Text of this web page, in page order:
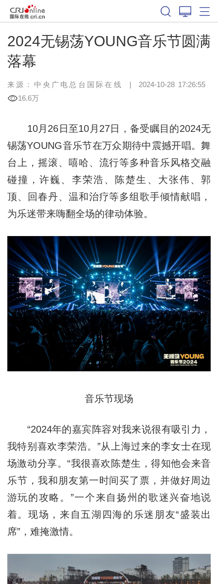
2024无锡荡YOUNG音乐节圆满
落幕
来源：中央广电总台国际在线 | 2024-10-28 17:26:55
16.6万
10月26日至10月27日，备受瞩目的2024无
锡荡YOUNG音乐节在万众期待中震撼开唱。舞
台上，摇滚、嘻哈、流行等多种音乐风格交融
碰撞，许巍、李荣浩、陈楚生、大张伟、郭
顶、回春丹、温和治疗等多组歌手倾情献唱，
为乐迷带来嗨翻全场的律动体验。
音乐节现场
“2024年的嘉宾阵容对我来说很有吸引力，
我特别喜欢李荣浩。”从上海过来的李女士在现
场激动分享。“我很喜欢陈楚生，得知他会来音
乐节，我和朋友第一时间买了票，并做好周边
游玩的攻略。”一个来自扬州的歌迷兴奋地说
着。现场，来自五湖四海的乐迷朋友“盛装出
席”，难掩激情。